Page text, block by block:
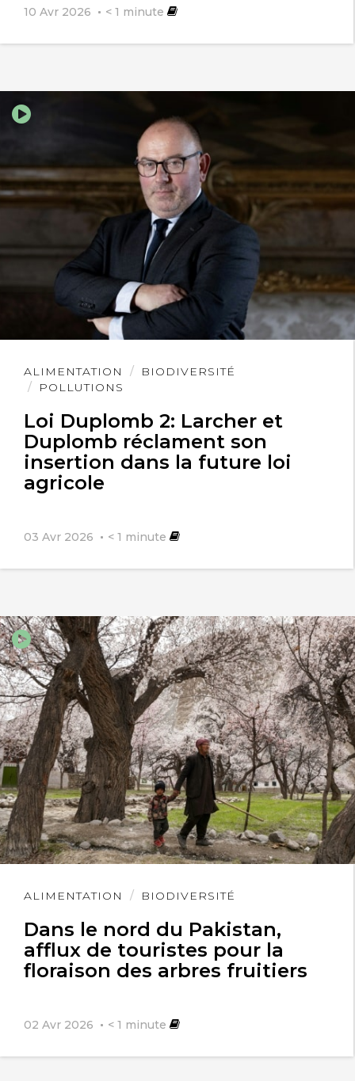
10 Avr 2026 < 1 minute
ALIMENTATION
BIODIVERSITÉ
POLLUTIONS
Loi Duplomb 2: Larcher et
Duplomb réclament son
insertion dans la future loi
agricole
03 Avr 2026 < 1 minute
Lire
l'article
ALIMENTATION BIODIVERSITÉ
Dans le nord du Pakistan,
afflux de touristes pour la
floraison des arbres fruitiers
02 Avr 2026 < 1 minute
Lire